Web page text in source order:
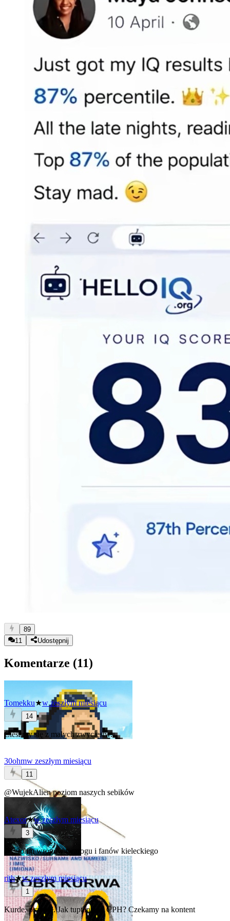
89
11
Udostępnij
Komentarze (11)
Tomekku★w zeszłym miesiącu
14
Cieszmy się z małych zwycięstw.
30ohmw zeszłym miesiącu
11
@WujekAlienpoziom naszych sebików
Atexor★w zeszłym miesiącu
3
@30ohmwrogów twarogu i fanów kieleckiego
rith★w zeszłym miesiącu
1
Kurde, pszypał. Jak tuptanie w CPH? Czekamy na kontent